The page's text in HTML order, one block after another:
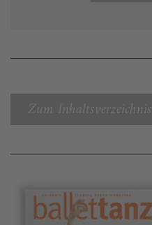
Zum Inhaltsverzeichnis